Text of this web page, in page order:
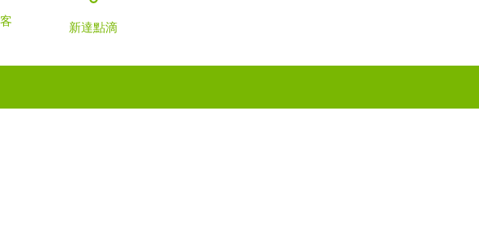
新達點滴